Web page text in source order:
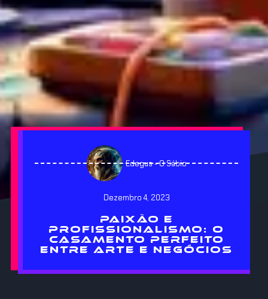
Edegus - O Sábio
Dezembro 4, 2023
PAIXÃO E
PROFISSIONALISMO: O
CASAMENTO PERFEITO
ENTRE ARTE E NEGÓCIOS